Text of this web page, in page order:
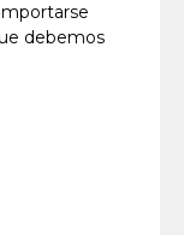
debemos